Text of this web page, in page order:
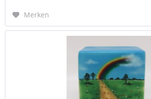
Merken